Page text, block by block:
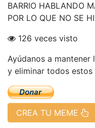
BARRIO HABLANDO
POR LO QUE NO SE
126 veces visto
Ayúdanos a
y eliminar todos estos
CREA TU MEME